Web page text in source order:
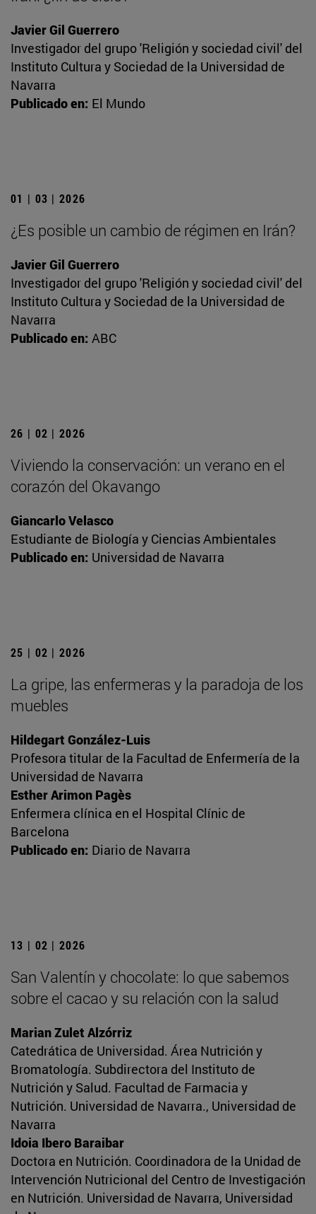
Javier Gil Guerrero
Investigador del grupo 'Religión y sociedad civil' del
Instituto Cultura y Sociedad de la Universidad de
Navarra
Publicado en: El Mundo
01 | 03 | 2026
¿Es posible un cambio de régimen en Irán?
Javier Gil Guerrero
Investigador del grupo 'Religión y sociedad civil' del
Instituto Cultura y Sociedad de la Universidad de
Navarra
Publicado en: ABC
26 | 02 | 2026
Viviendo la conservación: un verano en el
corazón del Okavango
Giancarlo Velasco
Estudiante de Biología y Ciencias Ambientales
Publicado en: Universidad de Navarra
25 | 02 | 2026
La gripe, las enfermeras y la paradoja de los
muebles
Hildegart González-Luis
Profesora titular de la Facultad de Enfermería de la
Universidad de Navarra
Esther Arimon Pagès
Enfermera clínica en el Hospital Clínic de
Barcelona
Publicado en: Diario de Navarra
13 | 02 | 2026
San Valentín y chocolate: lo que sabemos
sobre el cacao y su relación con la salud
Marian Zulet Alzórriz
Catedrática de Universidad. Área Nutrición y
Bromatología. Subdirectora del Instituto de
Nutrición y Salud. Facultad de Farmacia y
Nutrición. Universidad de Navarra., Universidad de
Navarra
Idoia Ibero Baraibar
Doctora en Nutrición. Coordinadora de la Unidad de
Intervención Nutricional del Centro de Investigación
en Nutrición. Universidad de Navarra, Universidad